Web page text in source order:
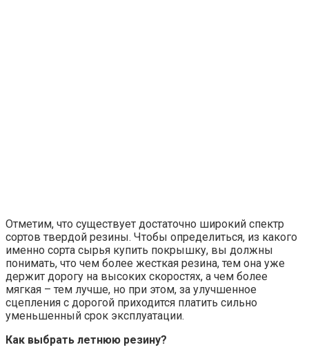
Отметим, что существует достаточно широкий спектр
сортов твердой резины. Чтобы определиться, из какого
именно сорта сырья купить покрышку, вы должны
понимать, что чем более жесткая резина, тем она уже
держит дорогу на высоких скоростях, а чем более
мягкая – тем лучше, но при этом, за улучшенное
сцепления с дорогой приходится платить сильно
уменьшенный срок эксплуатации.
Как выбрать летнюю резину?